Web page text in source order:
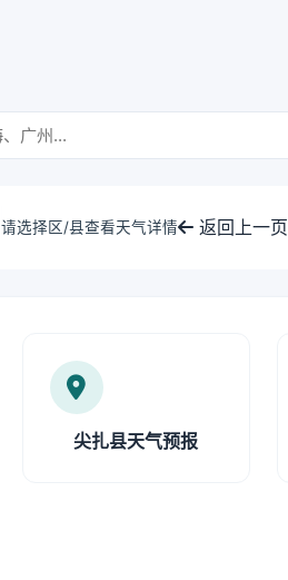
请选择区/县查看天气详情 返回上一页
尖扎县天气预报